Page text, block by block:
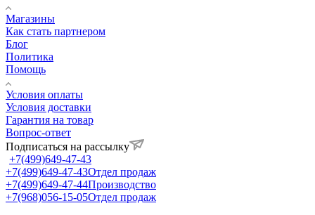
Магазины
Как стать партнером
Блог
Политика
Помощь
Условия оплаты
Условия доставки
Гарантия на товар
Вопрос-ответ
Подписаться на рассылку
+7(499)649-47-43
+7(499)649-47-43Отдел продаж
+7(499)649-47-44Производство
+7(968)056-15-05Отдел продаж